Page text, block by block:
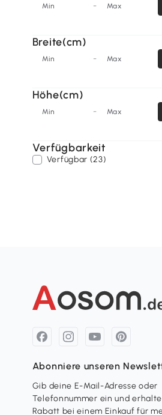
Min - Max
Breite(cm)
Min - Max
Höhe(cm)
Min - Max
Verfügbarkeit
Verfügbar (23)
Abonniere unseren
Gib deine E-Mail-Adresse oder
Telefonnummer ein und erhalte
Rabatt bei einem Einkauf für